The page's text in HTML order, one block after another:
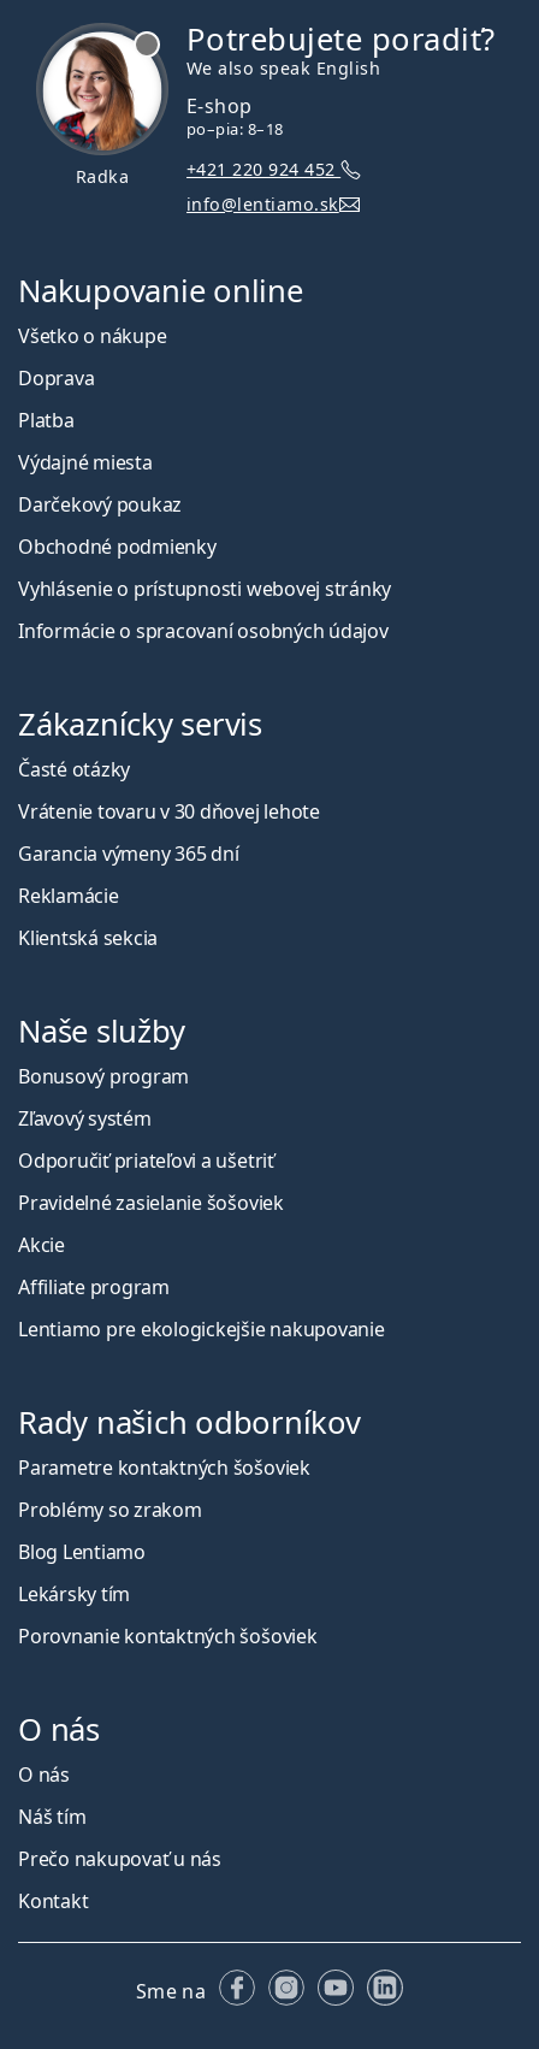
Radka
Potrebujete poradiť?
We also speak English
E-shop
po–pia: 8–18
+421 220 924 452
info@lentiamo.sk
Nakupovanie online
Všetko o nákupe
Doprava
Platba
Výdajné miesta
Darčekový poukaz
Obchodné podmienky
Vyhlásenie o prístupnosti webovej stránky
Informácie o spracovaní osobných údajov
Zákaznícky servis
Časté otázky
Vrátenie tovaru v 30 dňovej lehote
Garancia výmeny 365 dní
Reklamácie
Klientská sekcia
Naše služby
Bonusový program
Zľavový systém
Odporučiť priateľovi a ušetriť
Pravidelné zasielanie šošoviek
Akcie
Affiliate program
Lentiamo pre ekologickejšie nakupovanie
Rady našich odborníkov
Parametre kontaktných šošoviek
Problémy so zrakom
Blog Lentiamo
Lekársky tím
Porovnanie kontaktných šošoviek
O nás
O nás
Náš tím
Prečo nakupovať u nás
Kontakt
Sme na FacebookuInstagrame
YouTubeLinkedIn